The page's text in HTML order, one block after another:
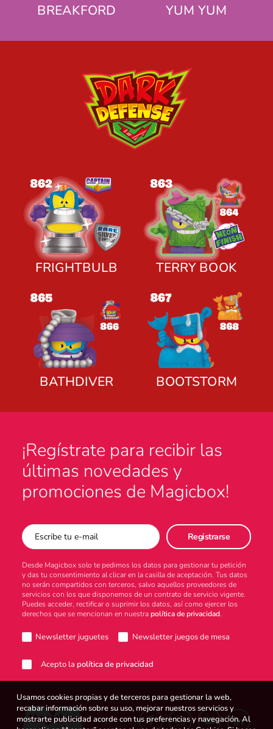
BREAKFORD YUM YUM
FRIGHTBULB TERRY BOOK
BATHDIVER BOOTSTORM
¡Regístrate para recibir las
últimas novedades y
promociones de Magicbox!
Desde Magicbox solo te pedimos los datos para gestionar tu petición
y das tu consentimiento al clicar en la casilla de aceptación. Tus datos
no serán compartidos con terceros, salvo aquellos proveedores de
servicios con los que disponemos de un contrato de servicio vigente.
Puedes acceder, rectificar o suprimir los datos, así como ejercer los
derechos que se mencionan en nuestrapolítica de privacidad.
Newsletter juguetes Newsletter juegos de mesa
Acepto la política de privacidad
Usamos cookies propias y de terceros para gestionar la web,
recabar información sobre su uso, mejorar nuestros servicios y
mostrarte publicidad acorde con tus preferencias y navegación. Al